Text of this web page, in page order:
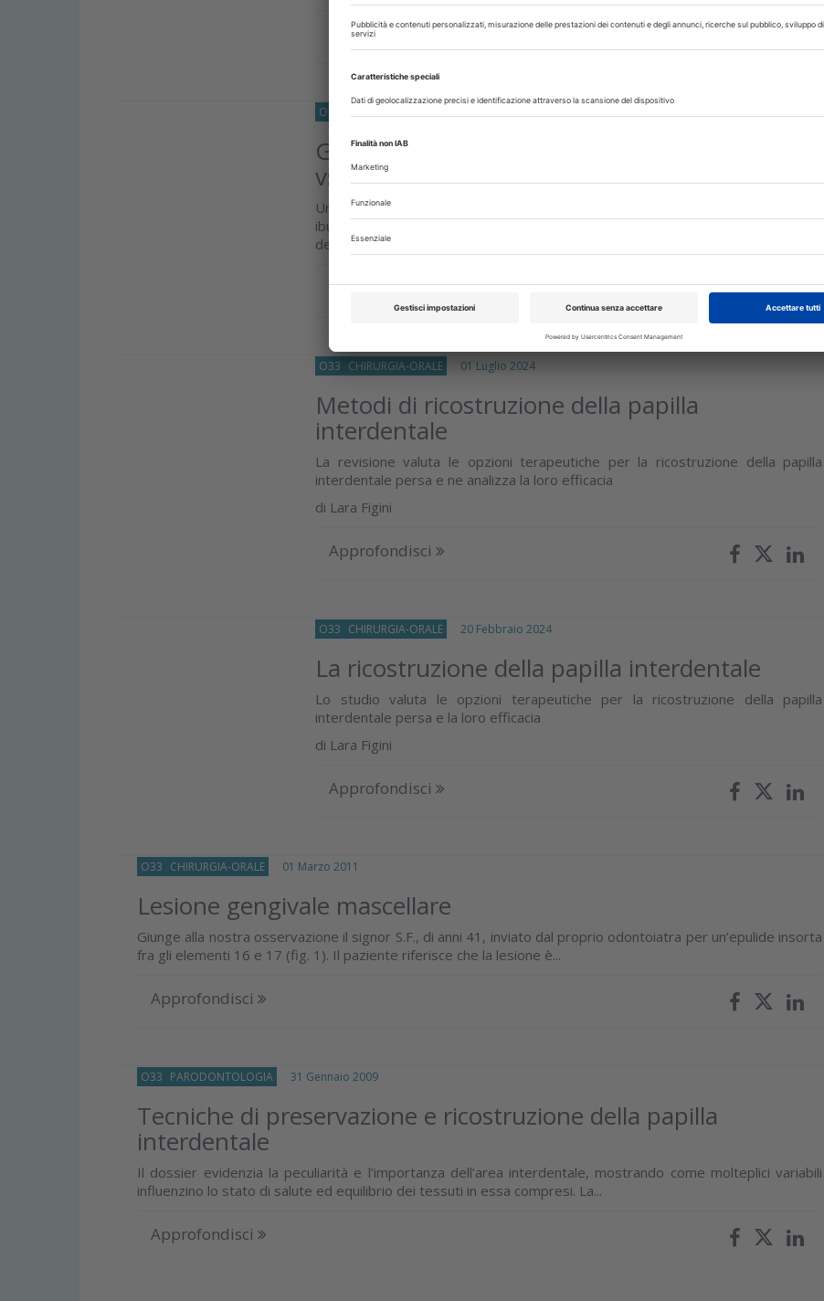
Approfondisci
O33
Gestione del dolore dopo estrazione: oppioidi
vs non oppioidi
Una ricerca pubblicata su JADA confronta la combinazione
ibuprofene‑acetaminofene rispetto a idrocodone‑acetaminofene nel controllo
del dolore e nella soddisfazione post‑operatoria
Approfondisci
O33 CHIRURGIA-ORALE 01 Luglio 2024
Metodi di ricostruzione della papilla
interdentale
La revisione valuta le opzioni terapeutiche per la ricostruzione della papilla
interdentale persa e ne analizza la loro efficacia
di Lara Figini
Approfondisci
O33 CHIRURGIA-ORALE 20 Febbraio 2024
La ricostruzione della papilla interdentale
Lo studio valuta le opzioni terapeutiche per la ricostruzione della papilla
interdentale persa e la loro efficacia
di Lara Figini
Approfondisci
O33 CHIRURGIA-ORALE 01 Marzo 2011
Lesione gengivale mascellare
Giunge alla nostra osservazione il signor S.F., di anni 41, inviato dal proprio odontoiatra per un’epulide insorta
fra gli elementi 16 e 17 (fig. 1). Il paziente riferisce che la lesione è...
Approfondisci
O33 PARODONTOLOGIA 31 Gennaio 2009
Tecniche di preservazione e ricostruzione della papilla
interdentale
Il dossier evidenzia la peculiarità e l’importanza dell’area interdentale, mostrando come molteplici variabili
influenzino lo stato di salute ed equilibrio dei tessuti in essa compresi. La...
Approfondisci